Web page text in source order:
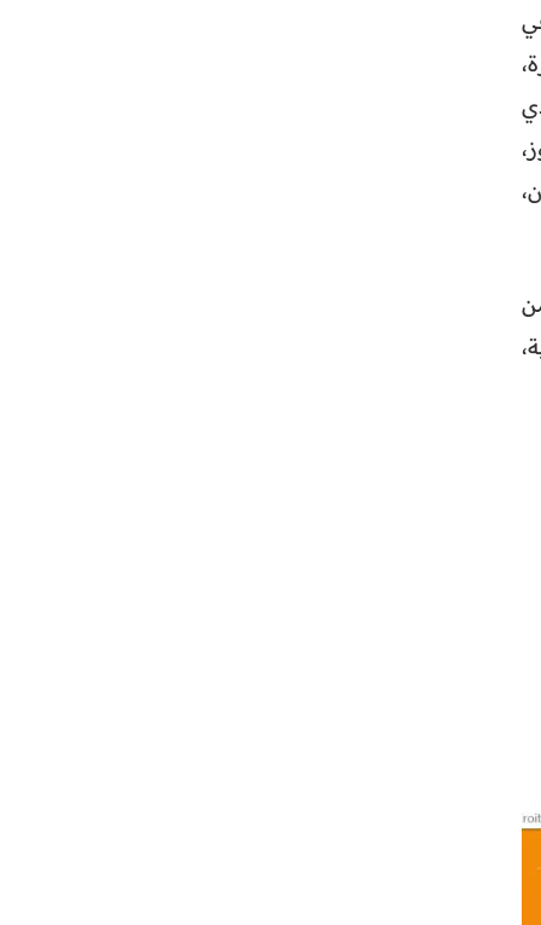
مئوية في